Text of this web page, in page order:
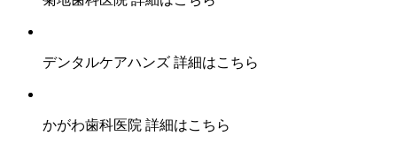
デンタルケアハンズ 詳細はこちら
かがわ歯科医院 詳細はこちら